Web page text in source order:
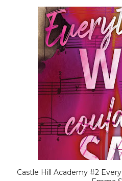
Castle Hill Academy #2